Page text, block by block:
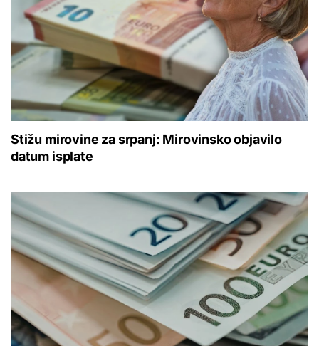
Stižu mirovine za srpanj: Mirovinsko objavilo
datum isplate